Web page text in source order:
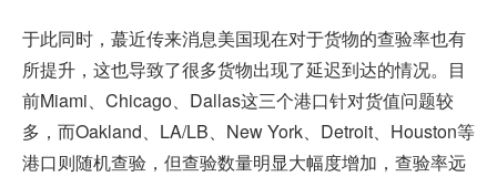
于此同时，蕞近传来消息美国现在对于货物的查验率也有
所提升，这也导致了很多货物出现了延迟到达的情况。目
前Miami、Chicago、Dallas这三个港口针对货值问题较
多，而Oakland、LA/LB、New York、Detroit、Houston等
港口则随机查验，但查验数量明显大幅度增加，查验率远